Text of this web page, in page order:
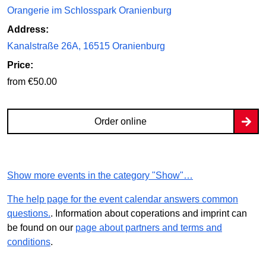
Orangerie im Schlosspark Oranienburg
Address:
Kanalstraße 26A, 16515 Oranienburg
Price:
from €50.00
Order online
Show more events in the category "Show"…
The help page for the event calendar answers common
questions.. Information about coperations and imprint can
be found on our page about partners and terms and
conditions.